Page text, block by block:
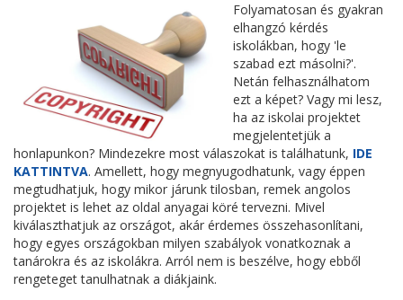
Folyamatosan és gyakran
elhangzó kérdés
iskolákban, hogy 'le
szabad ezt másolni?'.
Netán felhasználhatom
ezt a képet? Vagy mi lesz,
ha az iskolai projektet
megjelentetjük a
honlapunkon? Mindezekre most válaszokat is találhatunk, IDE
KATTINTVA. Amellett, hogy megnyugodhatunk, vagy éppen
megtudhatjuk, hogy mikor járunk tilosban, remek angolos
projektet is lehet az oldal anyagai köré tervezni. Mivel
kiválaszthatjuk az országot, akár érdemes összehasonlítani,
hogy egyes országokban milyen szabályok vonatkoznak a
tanárokra és az iskolákra. Arról nem is beszélve, hogy ebből
rengeteget tanulhatnak a diákjaink.